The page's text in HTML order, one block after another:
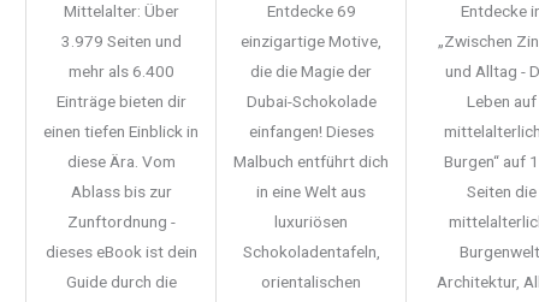
Mittelalter: Über
3.979 Seiten und
mehr als 6.400
Einträge bieten dir
einen tiefen Einblick in
diese Ära. Vom
Ablass bis zur
Zunftordnung -
dieses eBook ist dein
Guide durch die
Entdecke 69
einzigartige Motive,
die die Magie der
Dubai-Schokolade
einfangen! Dieses
Malbuch entführt dich
in eine Welt aus
luxuriösen
Schokoladentafeln,
orientalischen
Entdecke
„Zwischen
und Alltag -
Leben auf
Burgen“ auf
Seiten die
Architektur,